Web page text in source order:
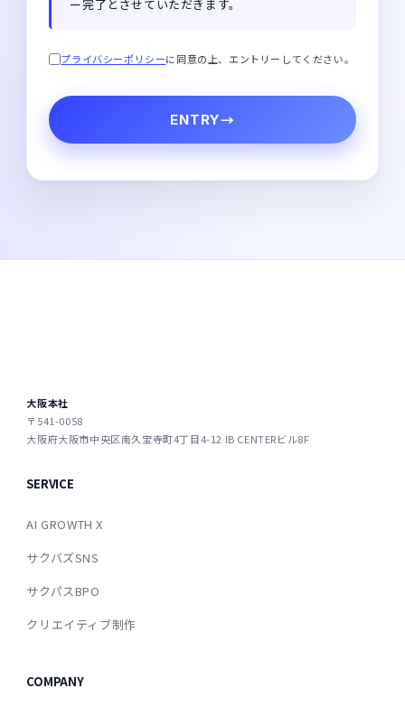
ー完了とさせていただきます。
プライバシーポリシーに同意の上、エントリーしてください。
ENTRY→
大阪本社
〒541-0058
大阪府大阪市中央区南久宝寺町4丁目4-12 IB CENTERビル8F
SERVICE
AI GROWTH X
サクバズSNS
サクパスBPO
クリエイティブ制作
COMPANY